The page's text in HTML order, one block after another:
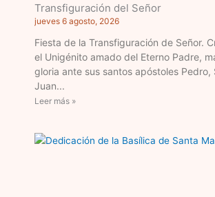
Transfiguración del Señor
jueves 6 agosto, 2026
Fiesta de la Transfiguración de Señor.
el Unigénito amado del Eterno Padre,
gloria ante sus santos apóstoles Pedro,
Juan
Leer más »